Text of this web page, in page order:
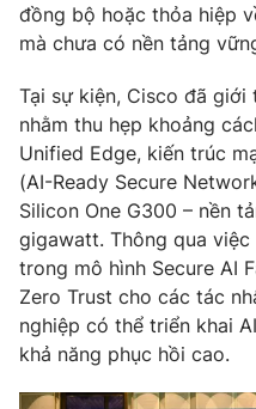
Thị trường 24h
VTV4
VTV9
Liên hệ tòa soạn
THỜI BÁO VTV
đồng bộ hoặc thỏa hiệp
mà chưa có nền tảng
Tại sự kiện, Cisco đã
nhằm thu hẹp khoảng
Unified Edge, kiến trúc
(AI-Ready Secure
Silicon One G300 – nền
gigawatt. Thông qua
trong mô hình Secure AI
Zero Trust cho các tác
nghiệp có thể triển khai
khả năng phục hồi cao.